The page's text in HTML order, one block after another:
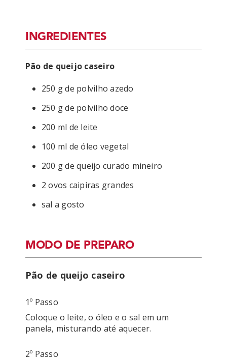
INGREDIENTES
Pão de queijo caseiro
250 g de polvilho azedo
250 g de polvilho doce
200 ml de leite
100 ml de óleo vegetal
200 g de queijo curado mineiro
2 ovos caipiras grandes
sal a gosto
MODO DE PREPARO
Pão de queijo caseiro
1º Passo
Coloque o leite, o óleo e o sal em um
panela, misturando até aquecer.
2º Passo